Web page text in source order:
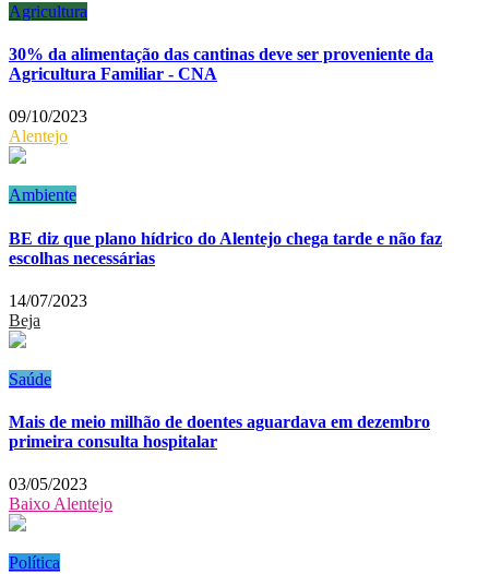
Agricultura
30% da alimentação das cantinas deve ser proveniente da
Agricultura Familiar - CNA
09/10/2023
Alentejo
Ambiente
BE diz que plano hídrico do Alentejo chega tarde e não faz
escolhas necessárias
14/07/2023
Beja
Saúde
Mais de meio milhão de doentes aguardava em dezembro
primeira consulta hospitalar
03/05/2023
Baixo Alentejo
Política